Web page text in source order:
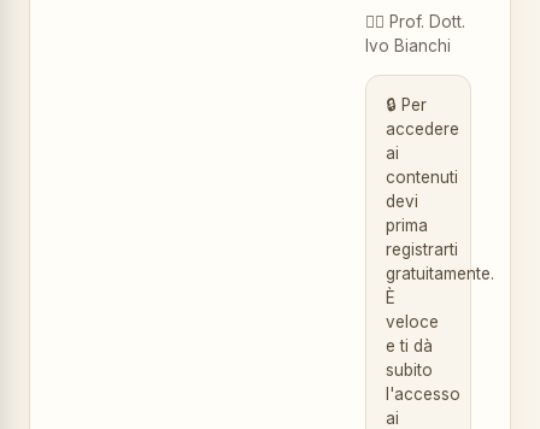
👨‍⚕️ Prof. Dott.
Ivo Bianchi
🔒 Per
accedere
ai
contenuti
devi
prima
registrarti
gratuitamente.
È
veloce
e ti dà
subito
l'accesso
ai